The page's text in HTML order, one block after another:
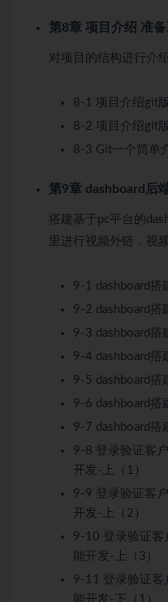
第8章 项目介绍 准
对项目的结构进行介
8-1 项目介绍git
8-2 项目介绍git
8-3 Git一个简单
第9章 dashboard后
搭建基于pc平台的
里进行视频外链，视
9-1 dashboard搭
9-2 dashboard搭
9-3 dashboard搭
9-4 dashboard搭
9-5 dashboard搭
9-6 dashboard搭
9-7 dashboard搭
9-8 登录验证客
开发-上（1）
9-9 登录验证客
开发-上（2）
9-10 登录验证客
能开发-上（3）
9-11 登录验证客
能开发-下（1）